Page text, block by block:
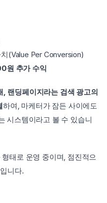
(Value Per Conversion)
원 추가 수익
랜딩페이지라는 검색 광고의
하여, 마케터가 잠든 사이에도
시스템이라고 볼 수 있습니
태로 운영 중이며, 점진적으
니다.